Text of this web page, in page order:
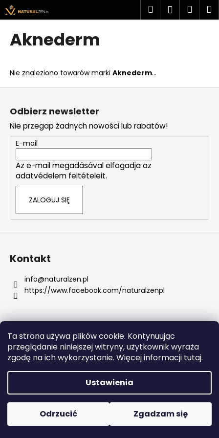
Ta strona używa plików cookie. Kontynuując
przeglądanie niniejszej witryny, użytkownik wyraża
zgodę na ich wykorzystanie. Więcej informacji tutaj.
Ustawienia
Odrzucić Zgadzam się
Przejść
do
treści
SzukajZaloguj
Aknederm
Nie znaleziono towarów marki Aknederm...
K
o
powrotem
powrotem
z
e
g
o
s
z
u
a
s
P
l
e
c
a
m
y
MSM
KAPSUŁEK
S
Odbierz newsletter
Nie przegap żadnych nowości lub rabatów!
E-mail
Az e-mail megadásával elfogadja az
adatvédelem feltételeit.
ZALOGUJ SIĘ
Kontakt
info@naturalzen.pl
https://www.facebook.com/naturalzenpl
Opracował Shoptet
Copyright 2026Naturalzen. Wszystkie prawa
zastrzeżone.
Edytuj ustawienia plików cookie